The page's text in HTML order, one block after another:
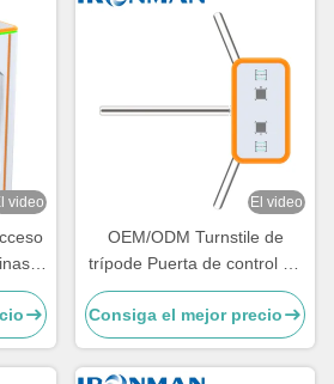
video
y
El video
OEM/ODM Turnstile de
trípode Puerta de control de
acceso de 3 brazos
personalizable para
distribuidores Marcas y
proyectos de seguridad
Consiga el mejor precio